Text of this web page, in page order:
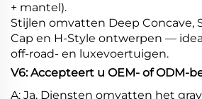
+ mantel).
Stijlen omvatten Deep Concave,
Cap en H-Style ontwerpen —
off-road- en luxevoertuigen.
V6: Accepteert u OEM- of ODM-
A: Ja. Diensten omvatten het